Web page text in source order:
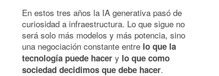
En estos tres años la IA generativa pasó de
curiosidad a infraestructura. Lo que sigue no
será solo más modelos y más potencia, sino
una negociación constante entre lo que la
tecnología puede hacer y lo que como
sociedad decidimos que debe hacer.